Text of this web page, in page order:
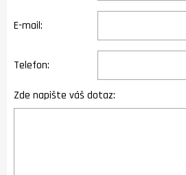
E-mail:
Telefon:
Zde napište váš dotaz: